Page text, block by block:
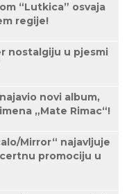
“Lutkica” osvaja
regije!
nostalgiju u pjesmi
novi album,
„Mate Rimac“!
Mirror“ najavljuje
promociju u